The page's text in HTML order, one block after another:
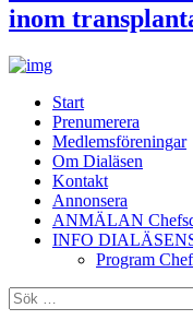
inom
Start
Prenumerera
Medlemsföreningar
Om Dialäsen
Kontakt
Annonsera
ANMÄLAN
INFO
Program
Sök
efter: